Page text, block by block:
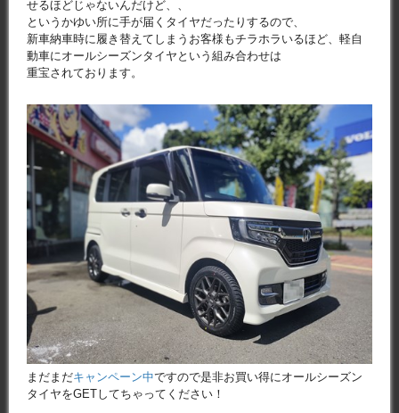
せるほどじゃないんだけど、、
というかゆい所に手が届くタイヤだったりするので、
新車納車時に履き替えてしまうお客様もチラホラいるほど、軽自
動車にオールシーズンタイヤという組み合わせは
重宝されております。
まだまだキャンペーン中ですので是非お買い得にオールシーズン
タイヤをGETしてちゃってください！